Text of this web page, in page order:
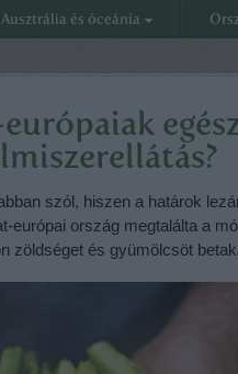
Ausztrália és óceánia
szól, hiszen a határok
európai ország megtalálta a
zöldséget és gyümölcsöt